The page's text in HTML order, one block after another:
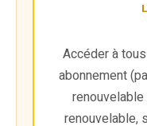
Accéder à
abonnement
renouvelable,